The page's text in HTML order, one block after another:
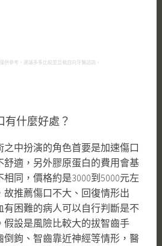
供參考，建議多多比較並且親自向牙醫諮詢。
有什麼好處？
中扮演的角色首要是加速傷口
舒適，另外膠原蛋白的費用會基
同，價格約是3000到5000元左
推薦傷口不大、回復情形出
困難的病人可以自行判斷是不
假設是風險比較大的拔智齒手
倒鉤、智齒靠近神經等情形，醫